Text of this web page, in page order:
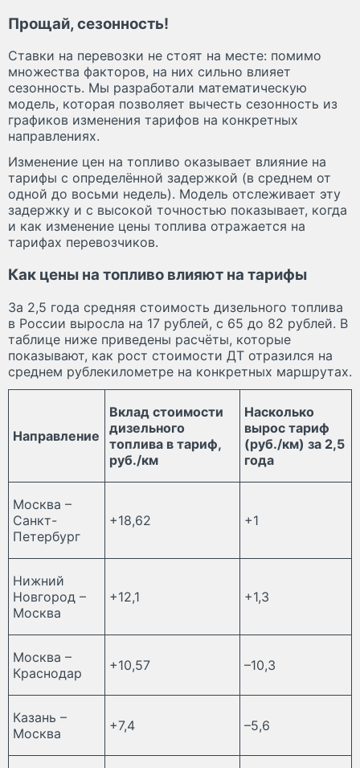
Прощай, сезонность!
Ставки на перевозки не стоят на месте: помимо
множества факторов, на них сильно влияет
сезонность. Мы разработали математическую
модель, которая позволяет вычесть сезонность из
графиков изменения тарифов на конкретных
направлениях.
Изменение цен на топливо оказывает влияние на
тарифы с определённой задержкой (в среднем от
одной до восьми недель). Модель отслеживает эту
задержку и с высокой точностью показывает, когда
и как изменение цены топлива отражается на
тарифах перевозчиков.
Как цены на топливо влияют на тарифы
За 2,5 года средняя стоимость дизельного топлива
в России выросла на 17 рублей, с 65 до 82 рублей. В
таблице ниже приведены расчёты, которые
показывают, как рост стоимости ДТ отразился на
среднем рублекилометре на конкретных маршрутах.
Направление
Вклад стоимости
дизельного
топлива в тариф,
руб./км
Насколько
вырос тариф
(руб./км) за 2,5
года
Москва –
Санкт-
Петербург
+18,62 +1
Нижний
Новгород –
Москва
+12,1 +1,3
Москва –
Краснодар
+10,57 –10,3
Казань –
Москва
+7,4 –5,6